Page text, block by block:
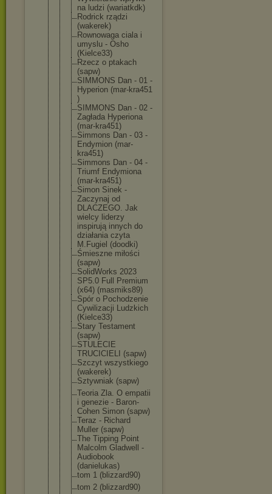
na ludzi (wariatkdk)
Rodrick rządzi
(wakerek)
Rownowaga ciala i
umyslu - Osho
(Kielce33)
Rzecz o ptakach
(sapw)
SIMMONS Dan - 01 -
Hyperion (mar-kra451
)
SIMMONS Dan - 02 -
Zagłada Hyperiona
(mar-kra451)
Simmons Dan - 03 -
Endymion (mar-
kra451)
Simmons Dan - 04 -
Triumf Endymiona
(mar-kra451)
Simon Sinek -
Zaczynaj od
DLACZEGO. Jak
wielcy liderzy
inspirują innych do
działania czyta
M.Fugiel (doodki)
Śmieszne miłości
(sapw)
SolidWorks 2023
SP5.0 Full Premium
(x64) (masmiks89)
Spór o Pochodzenie
Cywilizacji Ludzkich
(Kielce33)
Stary Testament
(sapw)
STULECIE
TRUCICIELI (sapw)
Szczyt wszystkiego
(wakerek)
Sztywniak (sapw)
Teoria Zla. O empatii
i genezie - Baron-
Cohen Simon (sapw)
Teraz - Richard
Muller (sapw)
The Tipping Point
Malcolm Gladwell -
Audiobook
(danielukas)
tom 1 (blizzard90)
tom 2 (blizzard90)